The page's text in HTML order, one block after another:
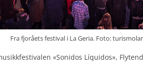
Fra fjoråets festival i La Geria. Foto:
«Sonidos Líquidos»,